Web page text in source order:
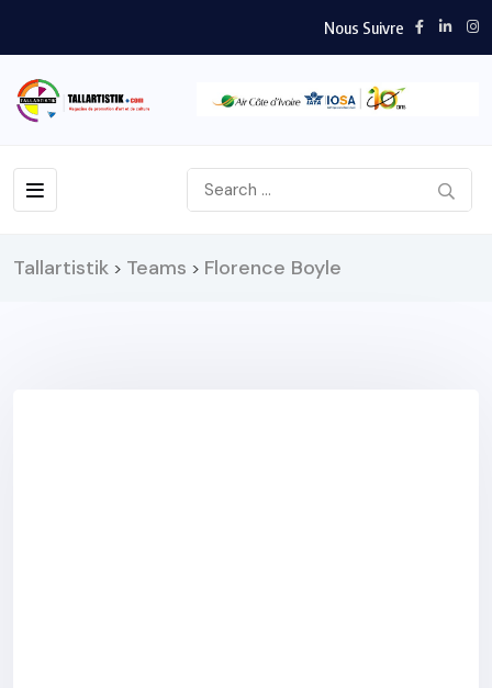
Nous Suivre
Tallartistik > Teams > Florence Boyle